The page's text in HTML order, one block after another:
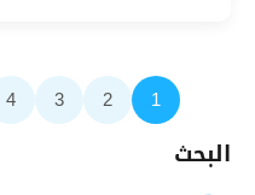
1
2
3
4
البحث